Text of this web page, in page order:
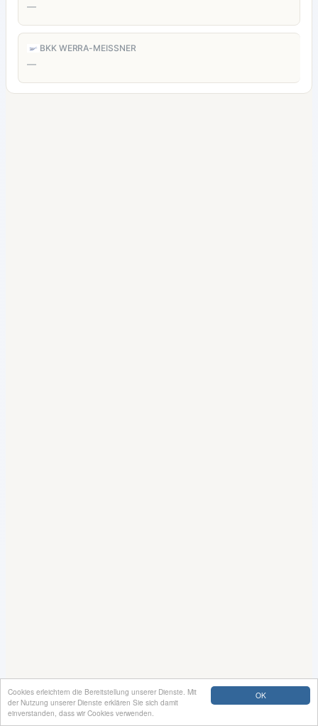
OK
Cookies erleichtern die Bereitstellung unserer Dienste. Mit
der Nutzung unserer Dienste erklären Sie sich damit
einverstanden, dass wir Cookies verwenden.
—
BKK WERRA-MEISSNER
—